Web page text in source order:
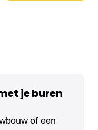
je buren
of een